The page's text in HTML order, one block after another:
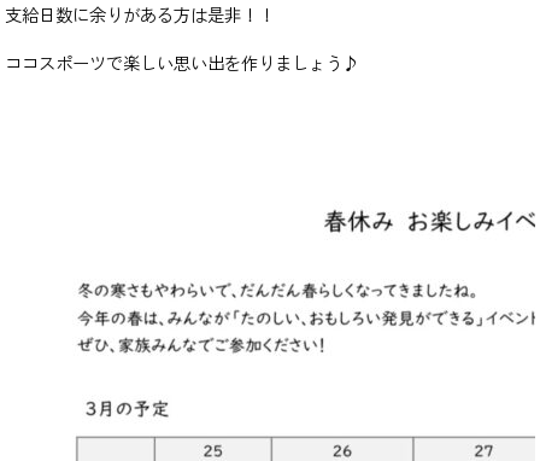
支給日数に余りがある方は是非！！
ココスポーツで楽しい思い出を作りましょう♪